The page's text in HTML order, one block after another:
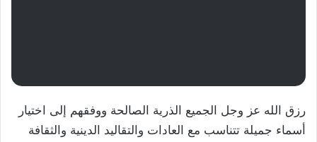
رزق الله عز وجل الجميع الذرية الصالحة ووفقهم إلى اختيار
أسماء جميلة تتناسب مع العادات والتقاليد الدينية والثقافة